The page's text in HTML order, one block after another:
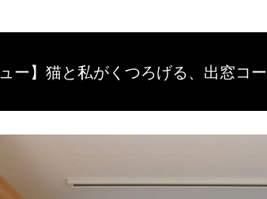
ー】猫と私がくつろげる、出窓コ